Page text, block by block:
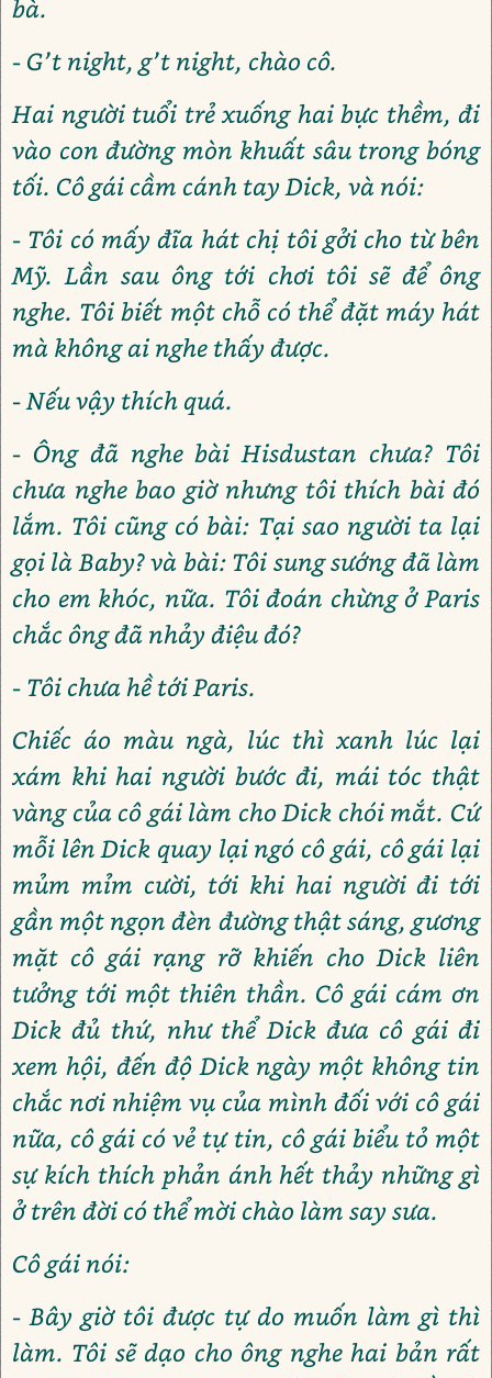
bà.
- G’t night, g’t night, chào cô.
Hai người tuổi trẻ xuống hai bực thềm, đi
vào con đường mòn khuất sâu trong bóng
tối. Cô gái cầm cánh tay Dick, và nói:
- Tôi có mấy đĩa hát chị tôi gởi cho từ bên
Mỹ. Lần sau ông tới chơi tôi sẽ để ông
nghe. Tôi biết một chỗ có thể đặt máy hát
mà không ai nghe thấy được.
- Nếu vậy thích quá.
- Ông đã nghe bài Hisdustan chưa? Tôi
chưa nghe bao giờ nhưng tôi thích bài đó
lắm. Tôi cũng có bài: Tại sao người ta lại
gọi là Baby? và bài: Tôi sung sướng đã làm
cho em khóc, nữa. Tôi đoán chừng ở Paris
chắc ông đã nhảy điệu đó?
- Tôi chưa hề tới Paris.
Chiếc áo màu ngà, lúc thì xanh lúc lại
xám khi hai người bước đi, mái tóc thật
vàng của cô gái làm cho Dick chói mắt. Cứ
mỗi lên Dick quay lại ngó cô gái, cô gái lại
mủm mỉm cười, tới khi hai người đi tới
gần một ngọn đèn đường thật sáng, gương
mặt cô gái rạng rỡ khiến cho Dick liên
tưởng tới một thiên thần. Cô gái cám ơn
Dick đủ thứ, như thể Dick đưa cô gái đi
xem hội, đến độ Dick ngày một không tin
chắc nơi nhiệm vụ của mình đối với cô gái
nữa, cô gái có vẻ tự tin, cô gái biểu tỏ một
sự kích thích phản ánh hết thảy những gì
ở trên đời có thể mời chào làm say sưa.
Cô gái nói:
- Bây giờ tôi được tự do muốn làm gì thì
làm. Tôi sẽ dạo cho ông nghe hai bản rất